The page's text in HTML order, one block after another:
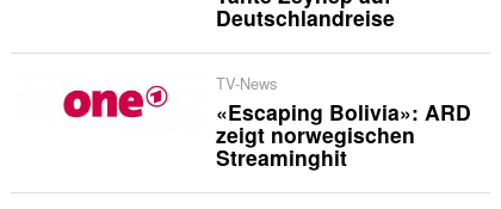
Deutschlandreise
TV-News
«Escaping Bolivia»: ARD
zeigt norwegischen
Streaminghit